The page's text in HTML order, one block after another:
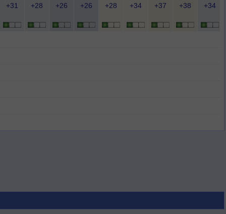
+31 +28 +26 +26 +28 +34 +37 +38 +34